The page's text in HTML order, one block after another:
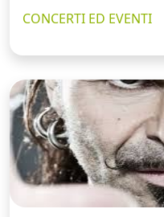
CONCERTI ED EVENTI